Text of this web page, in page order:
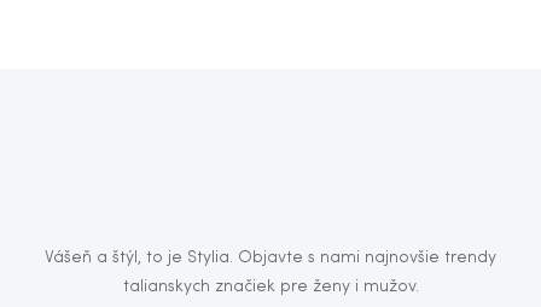
Vášeň a štýl, to je Stylia. Objavte s nami najnovšie trendy
talianskych značiek pre ženy i mužov.